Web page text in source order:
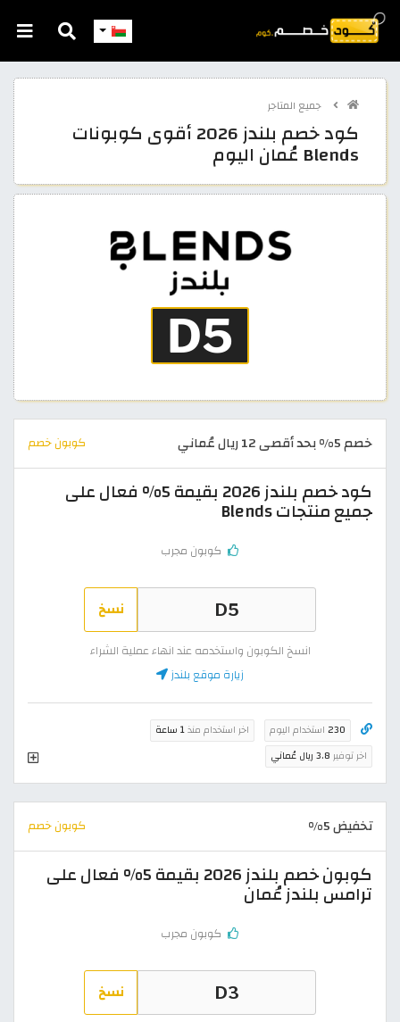
جميع المتاجر
كود خصم بلندز 2026 أقوى كوبونات
Blends عُمان اليوم
خصم 5% بحد أقصى 12 ريال عُماني كوبون خصم
كود خصم بلندز 2026 بقيمة 5% فعال على
جميع منتجات Blends
كوبون مجرب
نسخ
انسخ الكوبون واستخدمه عند انهاء عملية الشراء
زيارة موقع بلندز
230 استخدام اليوم اخر استخدام منذ1 ساعة
اخر توفير 3.8 ريال عُماني
تخفيض 5% كوبون خصم
كوبون خصم بلندز 2026 بقيمة 5% فعال على
ترامس بلندز عُمان
كوبون مجرب
نسخ